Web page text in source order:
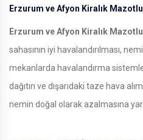
Erzurum ve Afyon Kiralık Mazotlu
Erzurum ve Afyon Kiralık Mazotlu
sahasının iyi havalandırılması,
mekanlarda havalandırma
dağıtın ve dışarıdaki taze hava
nemin doğal olarak azalmasına